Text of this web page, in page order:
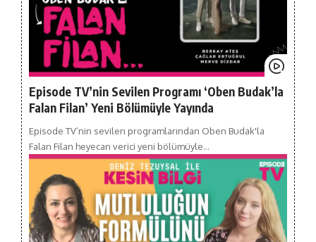
Episode TV’nin Sevilen Programı ‘Oben Budak’la
Falan Filan’ Yeni Bölümüyle Yayında
Episode TV’nin sevilen programlarından Oben Budak'la
Falan Filan heyecan verici yeni bölümüyle…